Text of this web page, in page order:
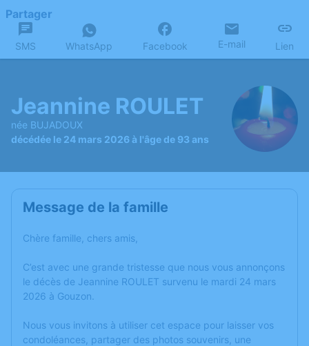
Partager
SMS WhatsApp Facebook E-mail Lien
Jeannine ROULET
née BUJADOUX
décédée le 24 mars 2026 à l'âge de 93 ans
Message de la famille
Chère famille, chers amis,
C’est avec une grande tristesse que nous vous annonçons
le décès de Jeannine ROULET survenu le mardi 24 mars
2026 à Gouzon.
Nous vous invitons à utiliser cet espace pour laisser vos
condoléances, partager des photos souvenirs, une